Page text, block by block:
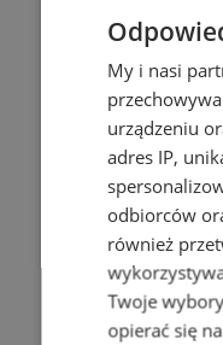
My i nasi
urządzeniu
adres IP,
odbiorców
również
Twoje
opierać się